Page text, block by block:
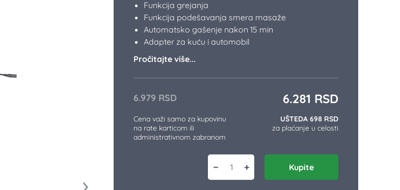
6.979 RSD
Cena važi samo za kupovinu
na rate karticom ili
administrativnom zabranom
6.281 RSD
UŠTEDA 698 RSD
za plaćanje u celosti
Funkcija grejanja
Funkcija podešavanja smera masaže
Automatsko gašenje nakon 15 min
Adapter za kuću i automobil
Pročitajte više...
−Šijacu masažer FE 4040 količina
+ Kupite